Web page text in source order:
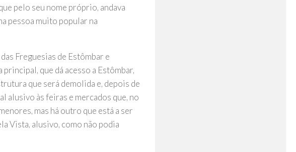
pelo seu nome próprio, andava
pessoa muito popular na
Freguesias de Estômbar e
que dá acesso a Estômbar,
que será demolida e, depois de
alusivo às feiras e mercados que, no
mas há outro que está a ser
Vista, alusivo, como não podia